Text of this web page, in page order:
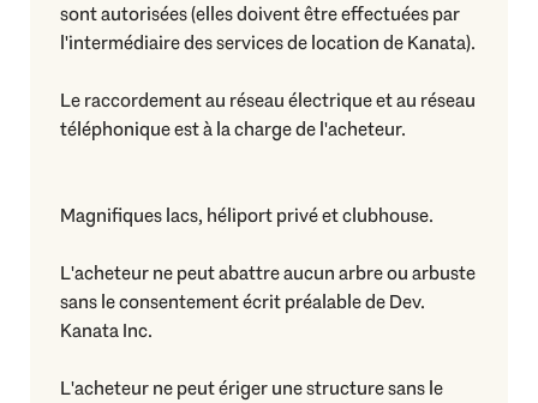
sont autorisées (elles doivent être effectuées par
l'intermédiaire des services de location de Kanata).
Le raccordement au réseau électrique et au réseau
téléphonique est à la charge de l'acheteur.
Magnifiques lacs, héliport privé et clubhouse.
L'acheteur ne peut abattre aucun arbre ou arbuste
sans le consentement écrit préalable de Dev.
Kanata Inc.
L'acheteur ne peut ériger une structure sans le